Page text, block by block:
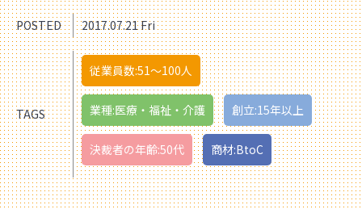
POSTED 2017.07.21 Fri
TAGS
従業員数:51〜100人
業種:医療・福祉・介護 創立:15年以上
決裁者の年齢:50代 商材:BtoC